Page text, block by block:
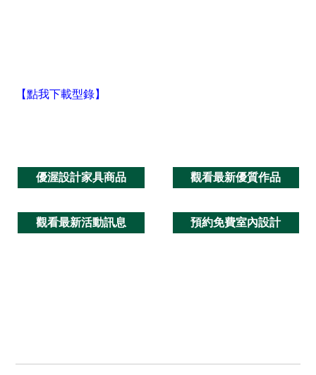
【點我下載型錄】
優渥設計家具商品 觀看最新優質作品
觀看最新活動訊息 預約免費室內設計